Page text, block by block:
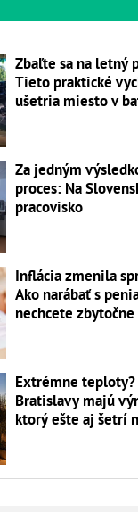
Zbaľte sa na letný
Tieto praktické
ušetria miesto v
Za jedným
proces: Na
pracovisko
Inflácia zmenila
Ako narábať s
nechcete
Extrémne teploty?
Bratislavy majú
ktorý ešte aj šetrí